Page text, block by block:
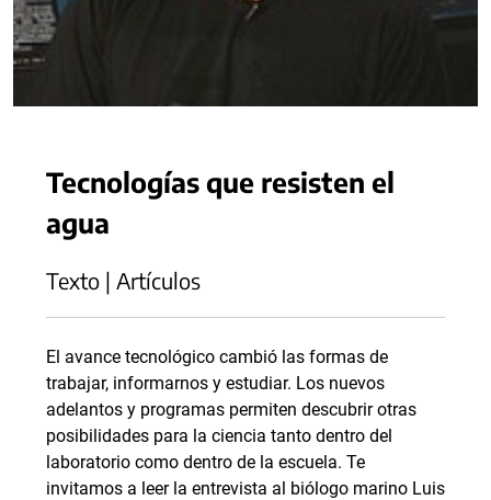
Tecnologías que resisten el
agua
Texto | Artículos
El avance tecnológico cambió las formas de
trabajar, informarnos y estudiar. Los nuevos
adelantos y programas permiten descubrir otras
posibilidades para la ciencia tanto dentro del
laboratorio como dentro de la escuela. Te
invitamos a leer la entrevista al biólogo marino Luis